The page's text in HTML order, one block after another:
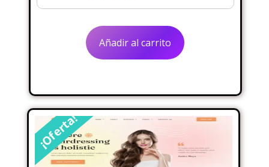
precio
original
era:
precio
actual
es:
Añadir al carrito
¡Oferta!